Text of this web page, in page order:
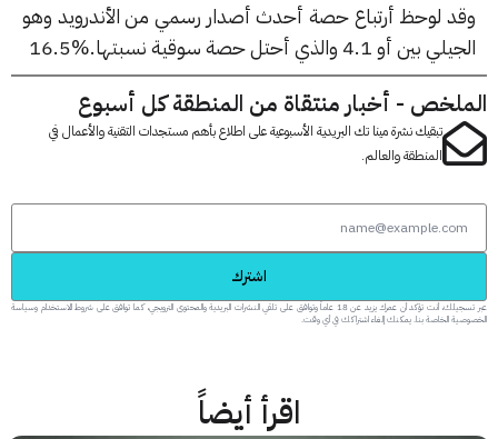
لوحظ أرتباع حصة أحدث أصدار رسمي من الأندرويد وهو
بين أو4.1والذي أحتل حصة سوقية نسبتها16.5%.
- أخبار منتقاة من المنطقة كل أسبوع
تبقيك نشرة مينا تك البريدية الأسبوعية على اطلاع بأهم مستجدات التقنية والأعمال في
المنطقة والعالم.
عبر تسجيلك، أنت تؤكد أن عمرك يزيد عن 18 عاماً وتوافق على تلقي النشرات البريدية والمحتوى الترويجي، كما توافق على شروط الاستخدام وسياسة
الخاصة بنا. يمكنك إلغاء اشتراكك في أي وقت.
اقرأ أيضاً